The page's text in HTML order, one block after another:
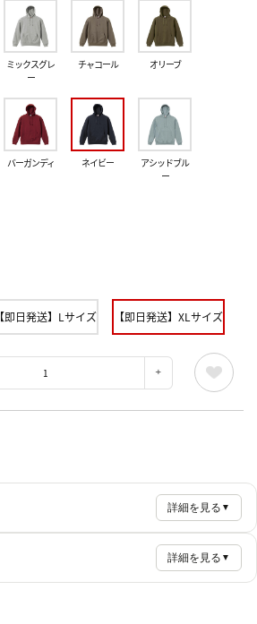
ミックスグレ
ー
チャコール オリーブ
バーガンディ ネイビー
アシッドブル
ー
【即日発送】Lサイズ 【即日発送】XLサイズ
詳細を見る ▼
詳細を見る ▼